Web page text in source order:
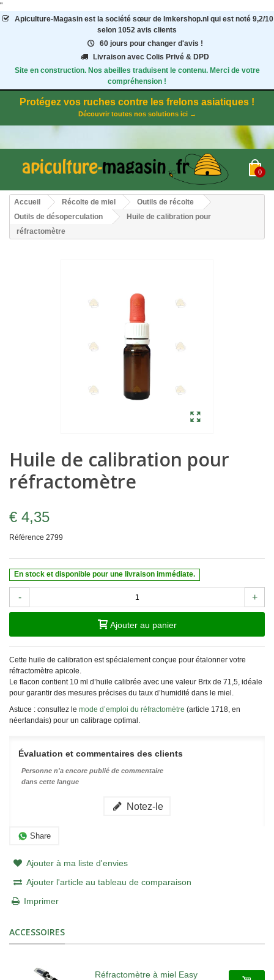
"
Apiculture-Magasinest la société sœur de Imkershop.nl qui est noté 9,2/10
selon 1052 avis clients
60 jours pour changer d'avis !
Livraison avec Colis Privé & DPD
Site en construction. Nos abeilles traduisent le contenu. Merci de votre
compréhension !
Protégez vos ruches contre les frelons asiatiques !
Découvrir toutes nos solutions ici →
0
Accueil Récolte de miel
Outils de récolte
Outils de désoperculation
Huile de calibration pour
réfractomètre
Huile de calibration pour
réfractomètre
€ 4,35
Référence 2799
En stock et disponible pour une livraison immédiate.
- +
Ajouter au panier
Cette huile de calibration est spécialement conçue pour étalonner votre
réfractomètre apicole.
Le flacon contient 10 ml d’huile calibrée avec une valeur Brix de 71,5, idéale
pour garantir des mesures précises du taux d’humidité dans le miel.
Astuce : consultez le mode d’emploi du réfractomètre (article 1718, en
néerlandais) pour un calibrage optimal.
Évaluation et commentaires des clients
Personne n'a encore publié de commentaire
dans cette langue
Notez-le
Share
Ajouter à ma liste d'envies
Ajouter l'article au tableau de comparaison
Imprimer
ACCESSOIRES
Réfractomètre à miel Easy